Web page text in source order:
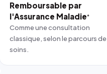
Remboursable par
l'Assurance Maladie*
Comme une consultation
classique, selon le parcours de
soins.